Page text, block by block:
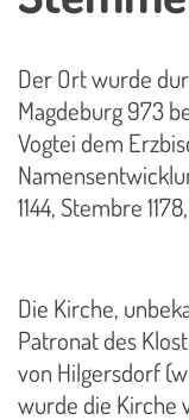
Der Ort wurde
Magdeburg 973
Vogtei dem
1144, Stembre
Die Kirche,
Patronat des
von Hilgersdorf
wurde die Kirche